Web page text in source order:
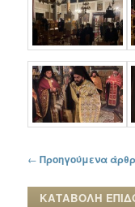
Πλοήγηση στα
← Προηγούμενα
ΚΑΤΑΒΟΛΗ